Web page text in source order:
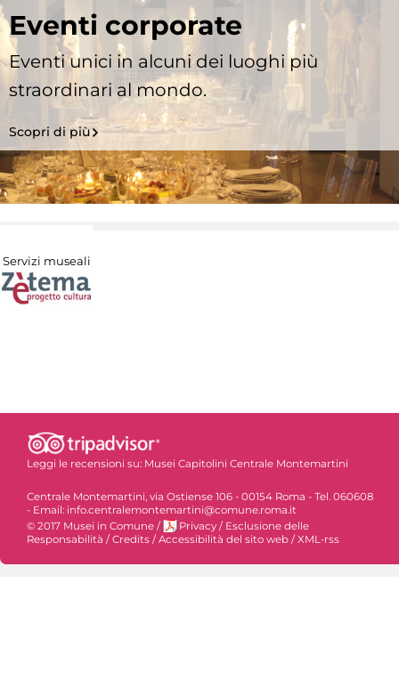
Eventi corporate
Eventi unici in alcuni dei luoghi più
straordinari al mondo.
Scopri di più
Servizi museali
Leggi le recensioni su: Musei Capitolini Centrale Montemartini
Centrale Montemartini, via Ostiense 106 - 00154 Roma - Tel. 060608
- Email: info.centralemontemartini@comune.roma.it
© 2017 Musei in Comune / Privacy / Esclusione delle
Responsabilità / Credits / Accessibilità del sito web / XML-rss